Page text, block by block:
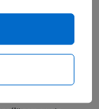
był
jakiegoś
się sporą